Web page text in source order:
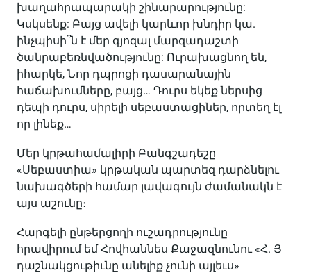
խաղահրապարակի շինարարությունը:
Կսկսենք: Բայց ավելի կարևոր խնդիր կա.
ինչպիսի՞ն է մեր գյոզալ մարզադաշտի
ծանրաբեռնվածությունը: Ուրախացնող են,
իհարկե, Նոր դպրոցի դասարանային
հաճախումները, բայց… Դուրս եկեք ներսից
դեպի դուրս, սիրելի սեբաստացիներ, որտեղ էլ
որ լինեք…
Մեր կրթահամալիրի Բանգշադեշը
«Սեբաստիա» կրթական պարտեզ դարձնելու
նախագծերի համար լավագույն ժամանակն է
այս աշունը։
Հարգելի ընթերցողի ուշադրությունը
հրավիրում եմ Հովհաննես Քաջազնունու «Հ. Յ
դաշնակցութիւնը անելիք չունի այլեւս»